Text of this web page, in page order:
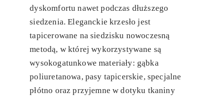
dyskomfortu nawet podczas dłuższego
siedzenia. Eleganckie krzesło jest
tapicerowane na siedzisku nowoczesną
metodą, w której wykorzystywane są
wysokogatunkowe materiały: gąbka
poliuretanowa, pasy tapicerskie, specjalne
płótno oraz przyjemne w dotyku tkaniny